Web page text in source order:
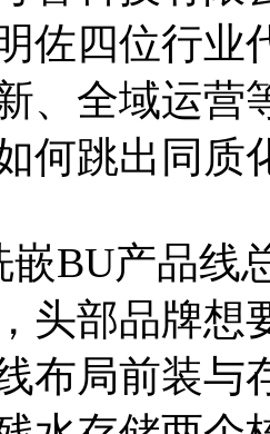
佐四位行业
、全域运营
何跳出同质
嵌BU产品线
头部品牌想
布局前装与